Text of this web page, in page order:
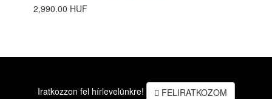
2,990.00 HUF
Iratkozzon fel hírlevelünkre! FELIRATKOZOM